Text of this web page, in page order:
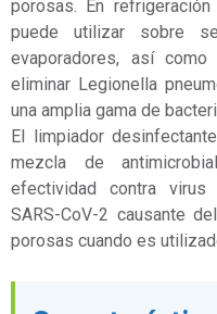
porosas. En
puede utilizar sobre
evaporadores, así
eliminar Legionella
una amplia gama de
El limpiador
mezcla de
efectividad contra virus
SARS-CoV-2 causante
porosas cuando es